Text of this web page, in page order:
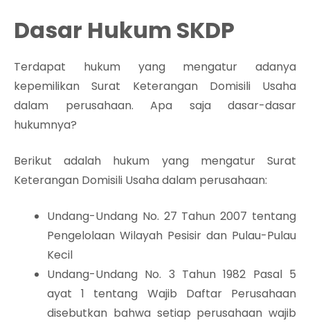
Dasar Hukum SKDP
Terdapat hukum yang mengatur adanya
kepemilikan Surat Keterangan Domisili Usaha
dalam perusahaan. Apa saja dasar-dasar
hukumnya?
Berikut adalah hukum yang mengatur Surat
Keterangan Domisili Usaha dalam perusahaan:
Undang-Undang No. 27 Tahun 2007 tentang
Pengelolaan Wilayah Pesisir dan Pulau-Pulau
Kecil
Undang-Undang No. 3 Tahun 1982 Pasal 5
ayat 1 tentang Wajib Daftar Perusahaan
disebutkan bahwa setiap perusahaan wajib